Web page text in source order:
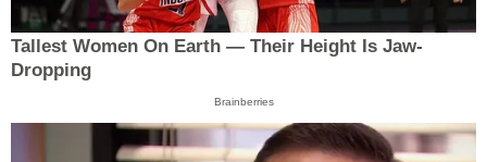
Tallest Women On Earth — Their Height Is Jaw-
Dropping
Brainberries